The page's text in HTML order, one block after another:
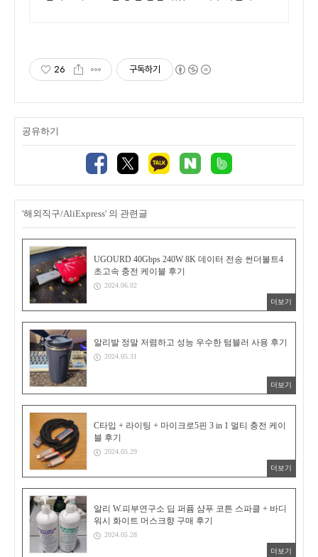
26 구독하기
공유하기
'해외직구/AliExpress' 의 관련글
UGOURD 40Gbps 240W 8K 데이터 전송 썬더볼트4
초고속 충전 케이블 후기
2024.06.02
더보기
알리발 정말 저렴하고 성능 우수한 텀블러 사용 후기
2024.05.31
더보기
C타입 + 라이팅 + 마이크로5핀 3 in 1 멀티 충전 케이
블 후기
2024.05.29
더보기
알리 W.피부연구소 딥 퍼퓸 샴푸 코튼 스파클 + 바디
워시 화이트 머스크향 구매 후기
2024.05.28
더보기